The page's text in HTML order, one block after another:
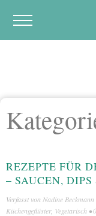
REZEPTE FÜR
– SAUCEN,
Verfasst von Nadine Beckmann
Küchengeflüster, Vegetarisch •